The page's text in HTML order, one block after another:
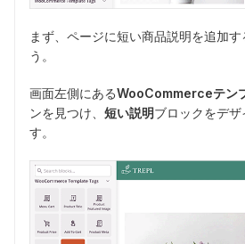
まず、ページに短い商品説明を追加
う。
画面左側にあるWooCommerceテン
ンを見つけ、 短い説明ブロックをデ
す。